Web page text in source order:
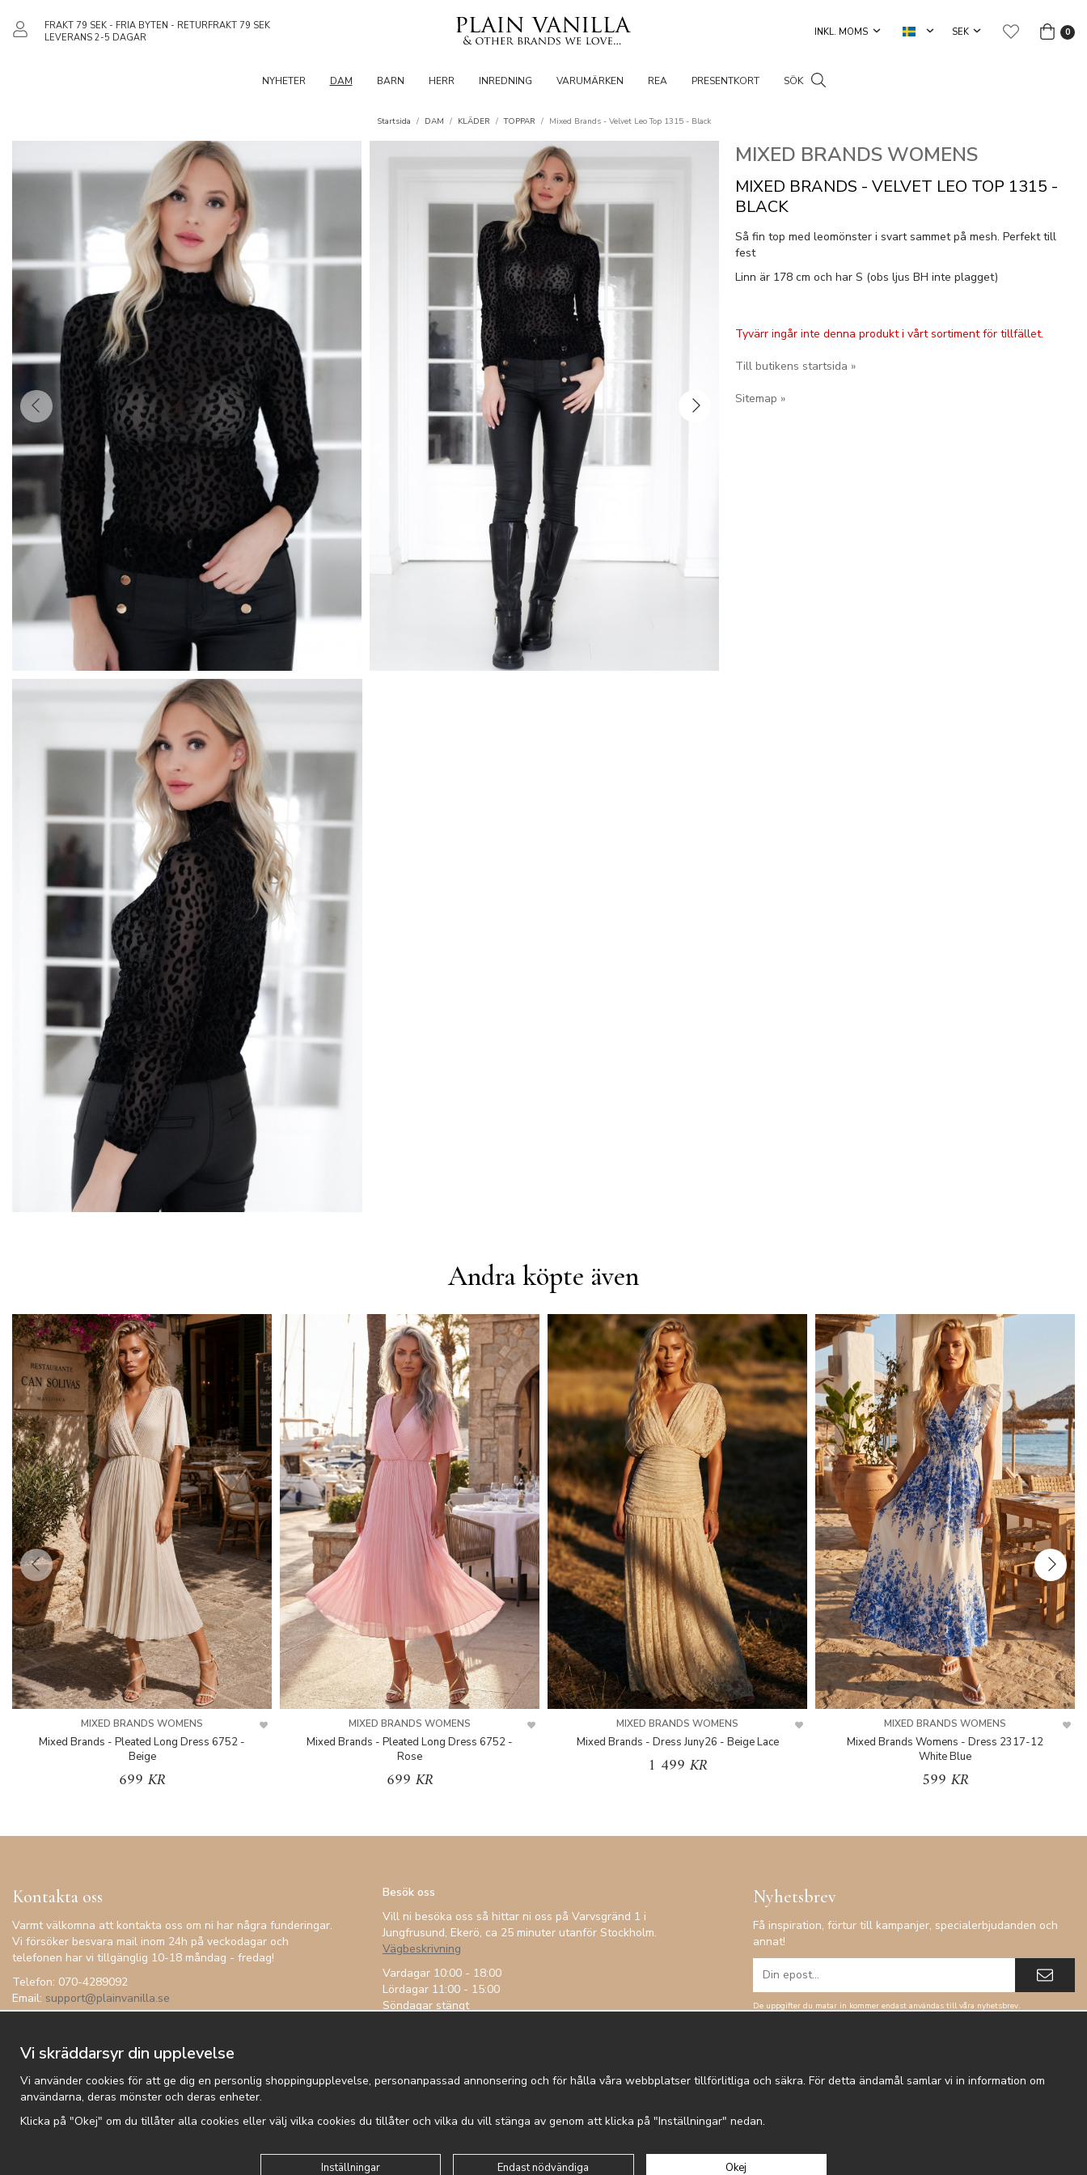
FRAKT 79 SEK - FRIA BYTEN - RETURFRAKT 79 SEK
LEVERANS 2-5 DAGAR
0
NYHETER DAM BARN HERR INREDNING VARUMÄRKEN REA PRESENTKORT SÖK
Startsida / DAM / KLÄDER / TOPPAR / Mixed Brands - Velvet Leo Top 1315 - Black
MIXED BRANDS WOMENS
MIXED BRANDS - VELVET LEO TOP 1315 -
BLACK
Så fin top med leomönster i svart sammet på mesh. Perfekt till
fest
Linn är 178 cm och har S (obs ljus BH inte plagget)
Tyvärr ingår inte denna produkt i vårt sortiment för tillfället.
Till butikens startsida »
Sitemap »
Andra köpte även
MIXED BRANDS WOMENS
Mixed Brands - Pleated Long Dress 6752 -
Beige
699 KR
MIXED BRANDS WOMENS
Mixed Brands - Pleated Long Dress 6752 -
Rose
699 KR
MIXED BRANDS WOMENS
Mixed Brands - Dress Juny26 - Beige Lace
1 499 KR
MIXED BRANDS WOMENS
Mixed Brands Womens - Dress 2317-12
White Blue
599 KR
Kontakta oss
Varmt välkomna att kontakta oss om ni har några funderingar.
Vi försöker besvara mail inom 24h på veckodagar och
telefonen har vi tillgänglig 10-18 måndag - fredag!
Telefon: 070-4289092
Email: support@plainvanilla.se
Besök oss
Vill ni besöka oss så hittar ni oss på Varvsgränd 1 i
Jungfrusund, Ekerö, ca 25 minuter utanför Stockholm.
Vägbeskrivning
Vardagar 10:00 - 18:00
Lördagar 11:00 - 15:00
Söndagar stängt
Nyhetsbrev
Få inspiration, förtur till kampanjer, specialerbjudanden och
annat!
De uppgifter du matar in kommer endast användas till våra nyhetsbrev.
Vi skräddarsyr din upplevelse
Vi använder cookies för att ge dig en personlig shoppingupplevelse, personanpassad annonsering och för hålla våra webbplatser tillförlitliga och säkra. För detta ändamål samlar vi in information om
användarna, deras mönster och deras enheter.
Klicka på "Okej" om du tillåter alla cookies eller välj vilka cookies du tillåter och vilka du vill stänga av genom att klicka på "Inställningar" nedan.
Inställningar Endast nödvändiga Okej